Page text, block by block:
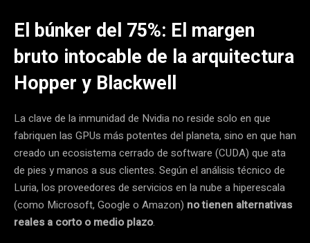
El búnker del 75%: El margen
bruto intocable de la arquitectura
Hopper y Blackwell
La clave de la inmunidad de Nvidia no reside solo en que
fabriquen las GPUs más potentes del planeta, sino en que han
creado un ecosistema cerrado de software (CUDA) que ata
de pies y manos a sus clientes. Según el análisis técnico de
Luria, los proveedores de servicios en la nube a hiperescala
(como Microsoft, Google o Amazon) no tienen alternativas
reales a corto o medio plazo.